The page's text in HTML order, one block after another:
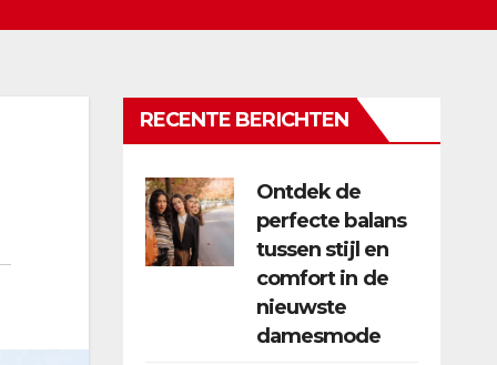
RECENTE BERICHTEN
Ontdek de
perfecte balans
tussen stijl en
comfort in de
nieuwste
damesmode